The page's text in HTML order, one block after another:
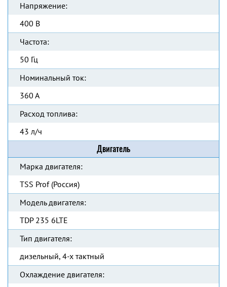
Напряжение:
400 В
Частота:
50 Гц
Номинальный ток:
360 А
Расход топлива:
43 л/ч
Двигатель
Марка двигателя:
TSS Prof (Россия)
Модель двигателя:
TDP 235 6LTE
Тип двигателя:
дизельный, 4-х тактный
Охлаждение двигателя: